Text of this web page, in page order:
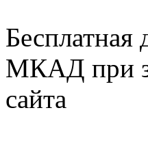
Бесплатная
МКАД при
сайта